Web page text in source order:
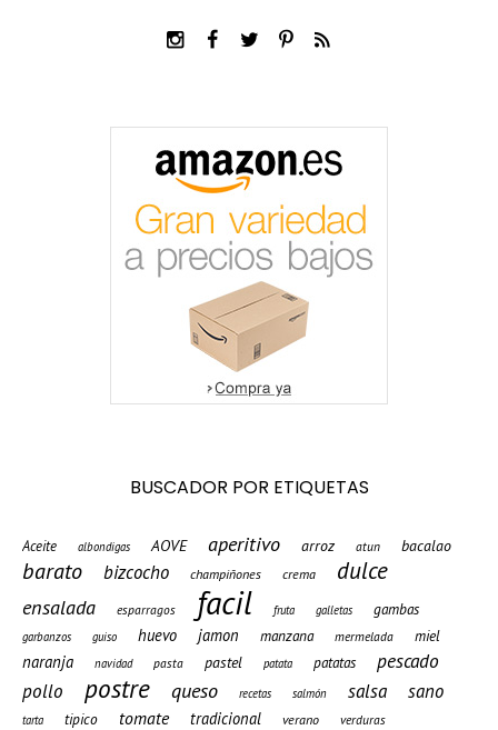
BUSCADOR POR ETIQUETAS
Aceite albondigas AOVE aperitivo arroz atun bacalao
barato bizcocho champiñones crema dulce
ensalada esparragos facil fruta galletas gambas
garbanzos guiso huevo jamon manzana mermelada miel
naranja navidad pasta pastel patata patatas pescado
pollo postre queso recetas salmón salsa sano
tarta tipico tomate tradicional verano verduras